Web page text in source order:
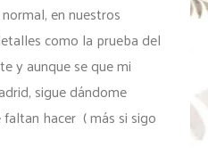
en nuestros
como la prueba del
y aunque se que mi
sigue dándome
hacer ( más si sigo